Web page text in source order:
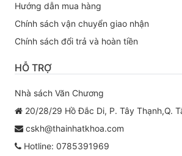
Hướng dẫn mua hàng
Chính sách vận chuyển giao nhận
Chính sách đổi trả và hoàn tiền
HỖ TRỢ
Nhà sách Văn Chương
20/28/29 Hồ Đắc Di, P. Tây Thạnh,Q.
cskh@thainhatkhoa.com
Hotline: 0785391969